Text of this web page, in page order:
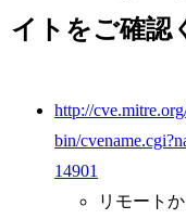
イトをご確認
http://
bin/
14901
リモート